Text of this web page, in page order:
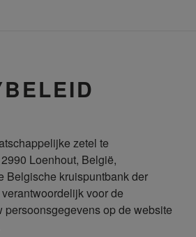
zetel te
Loenhout, België,
Belgische kruispuntbank der
voor de
persoonsgegevens op de website